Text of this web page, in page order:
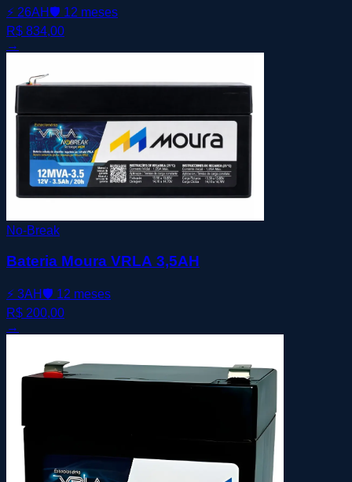
⚡ 26AH 🛡️ 12 meses
R$ 834,00
→
No-Break
Bateria Moura VRLA 3,5AH
⚡ 3AH 🛡️ 12 meses
R$ 200,00
→